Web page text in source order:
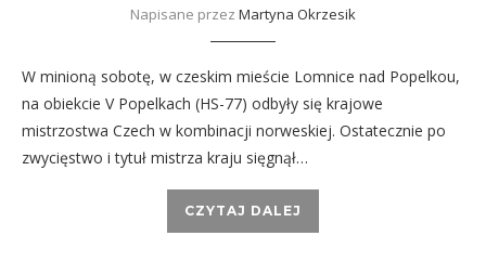
Napisane przez Martyna Okrzesik
W minioną sobotę, w czeskim mieście Lomnice nad Popelkou,
na obiekcie V Popelkach (HS-77) odbyły się krajowe
mistrzostwa Czech w kombinacji norweskiej. Ostatecznie po
zwycięstwo i tytuł mistrza kraju sięgnął…
CZYTAJ DALEJ